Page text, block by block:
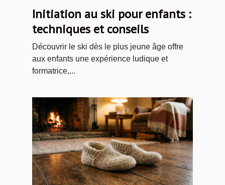
Initiation au ski pour enfants :
techniques et conseils
Découvrir le ski dès le plus jeune âge offre
aux enfants une expérience ludique et
formatrice,...